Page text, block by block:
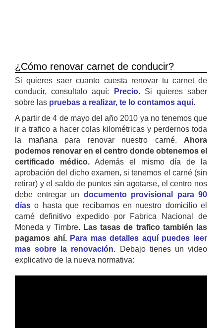
¿Cómo renovar carnet de conducir?
Si quieres saer cuanto cuesta renovar tu carnet de
conducir, consultalo aquí:
Precio. Si quieres saber
sobre las pruebas a realizar, te lo contamos aquí.
A partir de 4 de mayo del año 2010 ya no tenemos que
ir a trafico a hacer colas kilométricas y perdernos toda
la mañana para renovar nuestro carné. Ahora
podemos renovar en el centro donde obtenemos el
certificado médico. Además el mismo día de la
aprobación del dicho examen, si tenemos el carné (sin
retirar) y el saldo de puntos sin agotarse, el centro nos
debe entregar un documento provisional para 90
días o hasta que recibamos en nuestro domicilio el
carné definitivo expedido por Fabrica Nacional de
Moneda y Timbre. Las tasas de trafico también las
pagamos ahí. Para mas detalles aquí puedes leer
mas sobre la renovación. Debajo tienes un video
explicativo de la nueva normativa: